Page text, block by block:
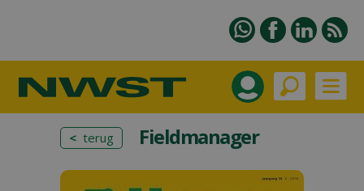
< terug Fieldmanager